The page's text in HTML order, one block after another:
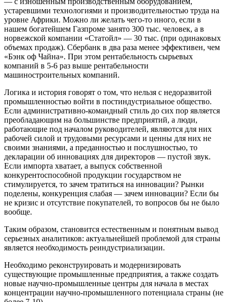
устаревшими технологиями и производительностью труда на
уровне Африки. Можно ли желать чего-то иного, если в
нашем богатейшем Газпроме занято 300 тыс. человек, а в
норвежской компании «Статойл» — 30 тыс. (при одинаковых
объемах продаж). Сбербанк в два раза менее эффективен, чем
«Бэнк оф Чайна». При этом рентабельность сырьевых
компаний в 5-6 раз выше рентабельности
машиностроительных компаний.
Логика и история говорят о том, что нельзя с недоразвитой
промышленностью войти в постиндустриальное общество.
Если административно-командный стиль до сих пор является
преобладающим на большинстве предприятий, а люди,
работающие под началом руководителей, являются для них
рабочей силой и трудовыми ресурсами и ценны для них не
своими знаниями, а преданностью и послушностью, то
декларации об инновациях для директоров — пустой звук.
Если импорта хватает, а выпуск собственной
конкурентоспособной продукции государством не
стимулируется, то зачем тратиться на инновации? Рынки
поделены, конкуренция слабая — зачем инновации? Если бы
не кризис и отсутствие покупателей, то вопросов бы не было
вообще.
Таким образом, становится естественным и понятным вывод
серьезных аналитиков: актуальнейшей проблемой для страны
является необходимость реиндустриализации.
Необходимо реконструировать и модернизировать
существующие промышленные предприятия, а также создать
новые научно-промышленные центры для начала в местах
концентрации научно-промышленного потенциала страны (не